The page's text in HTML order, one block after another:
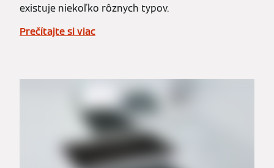
existuje niekoľko rôznych typov.
Prečítajte si viac